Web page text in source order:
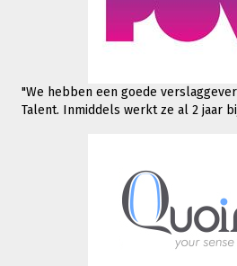
"We hebben een goede
Talent. Inmiddels werktze al 2 jaar